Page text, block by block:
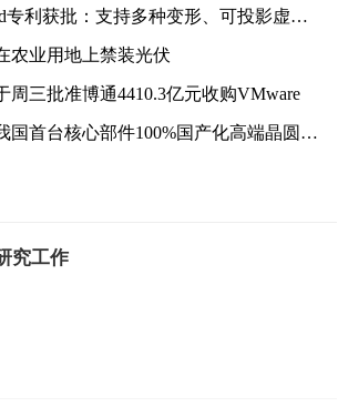
苹果二合一iPad专利获批：支持多种变形、可投影虚拟键盘
农业用地上禁装光伏
周三批准博通4410.3亿元收购VMware
华工科技造出我国首台核心部件100%国产化高端晶圆激光切割设备
究工作